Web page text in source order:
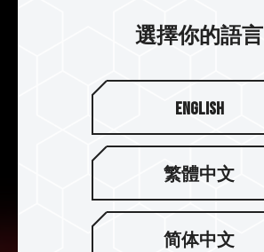
儲存的安全性流程更加完善。
選擇你的語言
English
繁體中文
简体中文